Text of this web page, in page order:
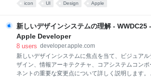
Liquid Glass properties, preview with dynamic
Icon Composer is designed to work seamlessly with
Xcode, and also provides the option to export a fla
icon UI Design Apple
新しいデザインシステムの理解 - WWDC25
Apple Developer
8 users developer.apple.com
新しいデザインシステムに焦点を当て、ビジュアル
ザイン、情報アーキテクチャ、コアシステムコンポ
ネントの重要な変更点について詳しく説明します。